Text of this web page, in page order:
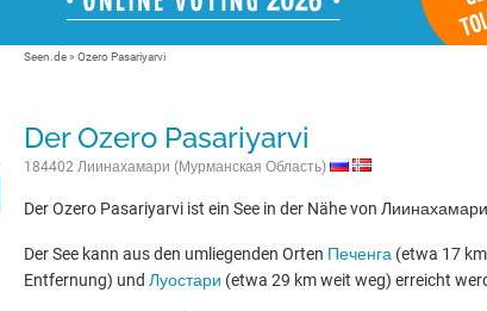
Seen.de» Ozero Pasariyarvi
Der Ozero Pasariyarvi
184402 Лиинахамари (Мурманская Область)
Der Ozero Pasariyarvi ist ein See in der Nähe von
Der See kann aus den umliegenden Orten Печенга (etwa 17
Entfernung) und Луостари (etwa 29 km weit weg) erreicht